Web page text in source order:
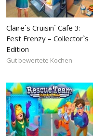
Claire`s Cruisin` Cafe 3:
Fest Frenzy – Collector`s
Edition
Gut bewertete Kochen